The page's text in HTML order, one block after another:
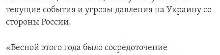
текущие события и угрозы давления на Украину со
стороны России.
«Весной этого года было сосредоточение